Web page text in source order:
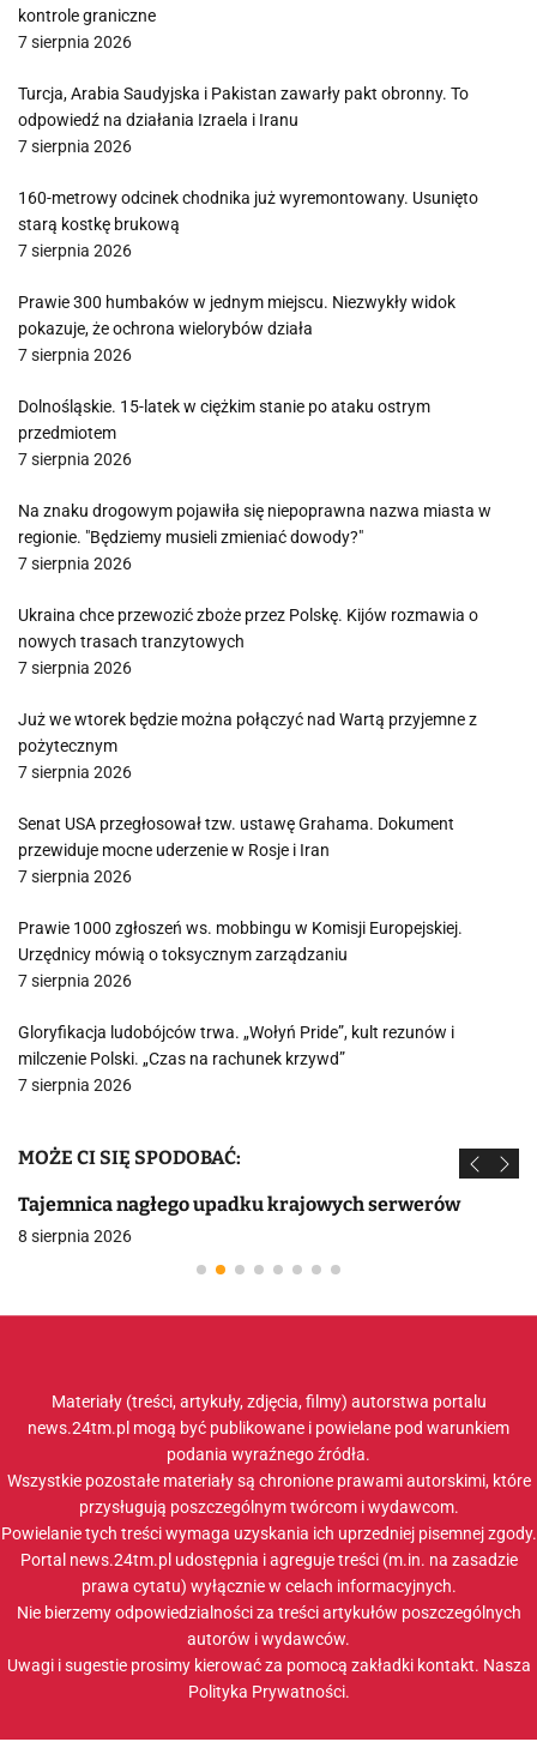
kontrole graniczne
7 sierpnia 2026
Turcja, Arabia Saudyjska i Pakistan zawarły pakt obronny. To
odpowiedź na działania Izraela i Iranu
7 sierpnia 2026
160-metrowy odcinek chodnika już wyremontowany. Usunięto
starą kostkę brukową
7 sierpnia 2026
Prawie 300 humbaków w jednym miejscu. Niezwykły widok
pokazuje, że ochrona wielorybów działa
7 sierpnia 2026
Dolnośląskie. 15-latek w ciężkim stanie po ataku ostrym
przedmiotem
7 sierpnia 2026
Na znaku drogowym pojawiła się niepoprawna nazwa miasta w
regionie. "Będziemy musieli zmieniać dowody?"
7 sierpnia 2026
Ukraina chce przewozić zboże przez Polskę. Kijów rozmawia o
nowych trasach tranzytowych
7 sierpnia 2026
Już we wtorek będzie można połączyć nad Wartą przyjemne z
pożytecznym
7 sierpnia 2026
Senat USA przegłosował tzw. ustawę Grahama. Dokument
przewiduje mocne uderzenie w Rosje i Iran
7 sierpnia 2026
Prawie 1000 zgłoszeń ws. mobbingu w Komisji Europejskiej.
Urzędnicy mówią o toksycznym zarządzaniu
7 sierpnia 2026
Gloryfikacja ludobójców trwa. „Wołyń Pride”, kult rezunów i
milczenie Polski. „Czas na rachunek krzywd”
7 sierpnia 2026
MOŻE CI SIĘ SPODOBAĆ:
Tajemnica nagłego upadku krajowych serwerów
8 sierpnia 2026
Materiały (treści, artykuły, zdjęcia, filmy) autorstwa portalu
news.24tm.pl mogą być publikowane i powielane pod warunkiem
podania wyraźnego źródła.
Wszystkie pozostałe materiały są chronione prawami autorskimi, które
przysługują poszczególnym twórcom i wydawcom.
Powielanie tych treści wymaga uzyskania ich uprzedniej pisemnej zgody.
Portal news.24tm.pl udostępnia i agreguje treści (m.in. na zasadzie
prawa cytatu) wyłącznie w celach informacyjnych.
Nie bierzemy odpowiedzialności za treści artykułów poszczególnych
autorów i wydawców.
Uwagi i sugestie prosimy kierować za pomocą zakładki kontakt. Nasza
Polityka Prywatności.